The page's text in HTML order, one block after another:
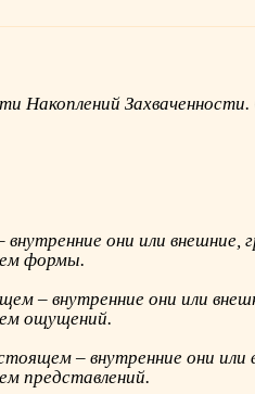
Накоплений
они или внешние,
формы.
– внутренние они или
ощущений.
– внутренние они или
представлений.